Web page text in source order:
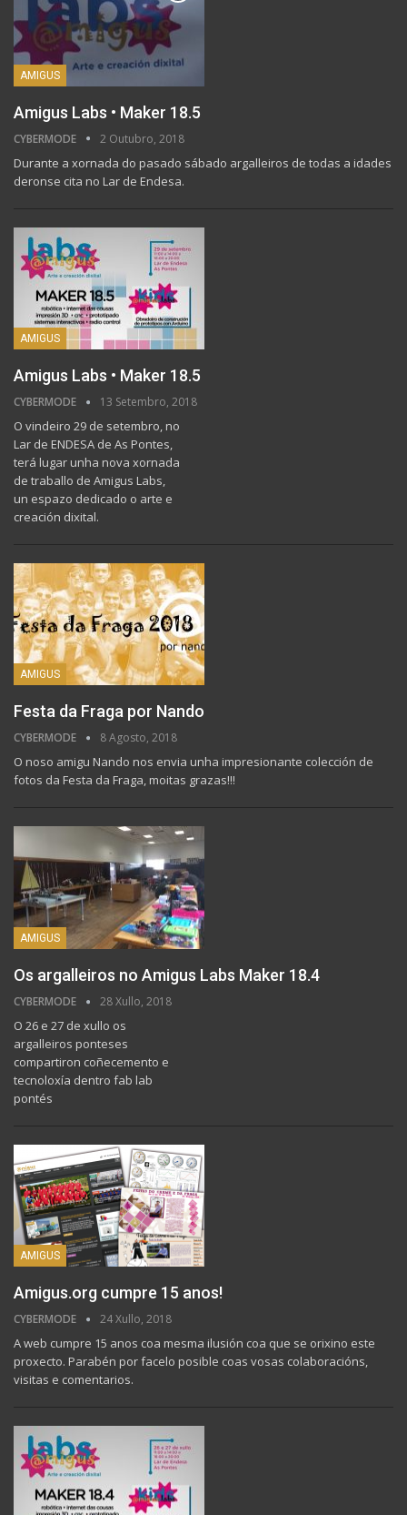
AMIGUS
Amigus Labs • Maker 18.5
CYBERMODE 2 Outubro, 2018
Durante a xornada do pasado sábado argalleiros de todas a idades
deronse cita no Lar de Endesa.
AMIGUS
Amigus Labs • Maker 18.5
CYBERMODE 13 Setembro, 2018
O vindeiro 29 de setembro, no
Lar de ENDESA de As Pontes,
terá lugar unha nova xornada
de traballo de Amigus Labs,
un espazo dedicado o arte e
creación dixital.
AMIGUS
Festa da Fraga por Nando
CYBERMODE 8 Agosto, 2018
O noso amigu Nando nos envia unha impresionante colección de
fotos da Festa da Fraga, moitas grazas!!!
AMIGUS
Os argalleiros no Amigus Labs Maker 18.4
CYBERMODE 28 Xullo, 2018
O 26 e 27 de xullo os
argalleiros ponteses
compartiron coñecemento e
tecnoloxía dentro fab lab
pontés
AMIGUS
Amigus.org cumpre 15 anos!
CYBERMODE 24 Xullo, 2018
A web cumpre 15 anos coa mesma ilusión coa que se orixino este
proxecto. Parabén por facelo posible coas vosas colaboracións,
visitas e comentarios.